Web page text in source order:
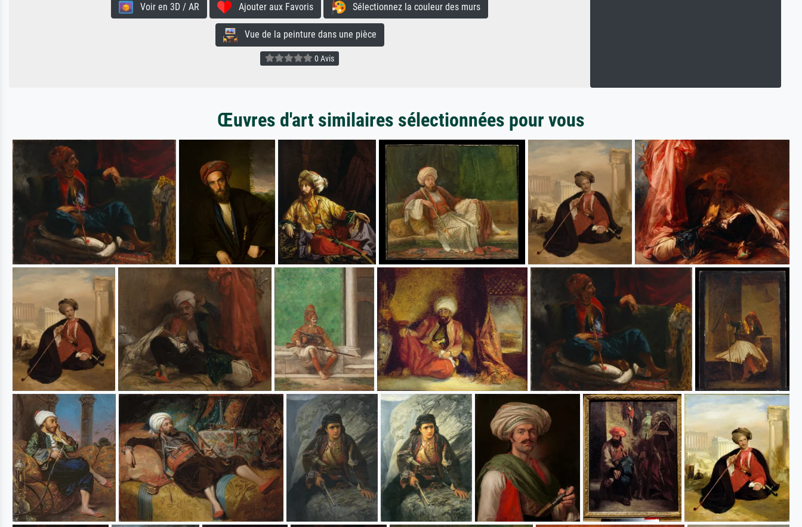
Voir en 3D / AR Ajouter aux Favoris Sélectionnez la couleur des murs
Vue de la peinture dans une pièce
0 Avis
Œuvres d'art similaires sélectionnées pour vous